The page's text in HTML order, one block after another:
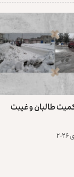
طالبان و غیبت